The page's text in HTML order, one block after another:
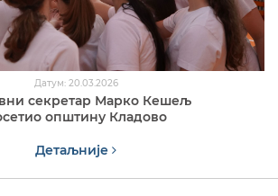
Датум: 20.03.2026
секретар Марко Кешељ
општину Кладово
Детаљније